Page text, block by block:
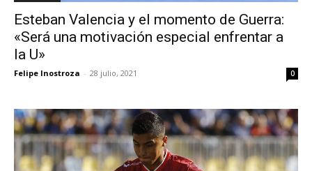
Esteban Valencia y el momento de Guerra:
«Será una motivación especial enfrentar a
la U»
Felipe Inostroza - 28 julio, 2021 0